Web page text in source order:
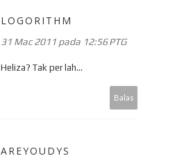
LOGORITHM
31 Mac 2011 pada 12:56 PTG
Heliza? Tak per lah...
Balas
AREYOUDYS